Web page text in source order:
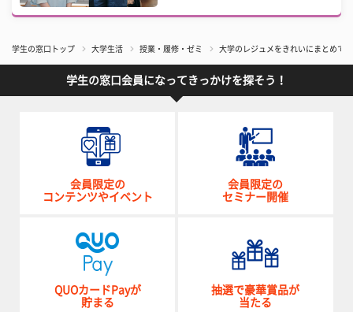
学生の窓口トップ 大学生活 授業・履修・ゼミ 大学のレジュメをきれいにまとめて
学生の窓口会員になってきっかけを探そう！
会員限定の
コンテンツやイベント
会員限定の
セミナー開催
QUOカードPayが
貯まる
抽選で豪華賞品が
当たる